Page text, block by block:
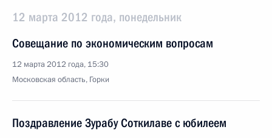
12 марта 2012 года, понедельник
Совещание по экономическим вопросам
12 марта 2012 года, 15:30
Московская область, Горки
Поздравление Зурабу Соткилаве с юбилеем